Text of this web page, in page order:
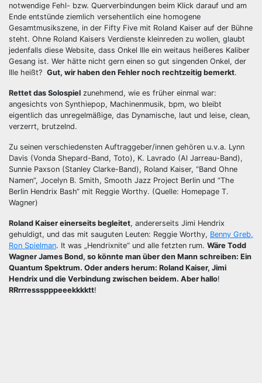
notwendige Fehl- bzw. Querverbindungen beim Klick darauf und am
Ende entstünde ziemlich versehentlich eine homogene
Gesamtmusikszene, in der Fifty Five mit Roland Kaiser auf der Bühne
steht. Ohne Roland Kaisers Verdienste kleinreden zu wollen, glaubt
jedenfalls diese Website, dass Onkel Ille ein weitaus heißeres Kaliber
Gesang ist. Wer hätte nicht gern einen so gut singenden Onkel, der
Ille heißt? Gut, wir haben den Fehler noch rechtzeitig bemerkt.
Rettet das Solospiel zunehmend, wie es früher einmal war:
angesichts von Synthiepop, Machinenmusik, bpm, wo bleibt
eigentlich das unregelmäßige, das Dynamische, laut und leise, clean,
verzerrt, brutzelnd.
Zu seinen verschiedensten Auftraggeber/innen gehören u.v.a. Lynn
Davis (Vonda Shepard-Band, Toto), K. Lavrado (Al Jarreau-Band),
Sunnie Paxson (Stanley Clarke-Band), Roland Kaiser, “Band Ohne
Namen”, Jocelyn B. Smith, Smooth Jazz Project Berlin und “The
Berlin Hendrix Bash“ mit Reggie Worthy. (Quelle: Homepage T.
Wagner)
Roland Kaiser einerseits begleitet, andererseits Jimi Hendrix
gehuldigt, und das mit sauguten Leuten: Reggie Worthy, Benny Greb,
Ron Spielman. It was „Hendrixnite“ und alle fetzten rum. Wäre Todd
Wagner James Bond, so könnte man über den Mann schreiben: Ein
Quantum Spektrum. Oder anders herum: Roland Kaiser, Jimi
Hendrix und die Verbindung zwischen beidem. Aber hallo!
RRrrressspppeeekkkktt!